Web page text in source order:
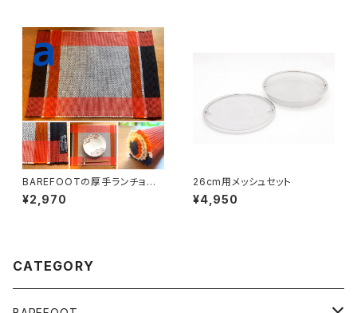
BAREFOOTの厚手ランチョン
マット
¥2,970
26cm用メッシュセット
¥4,950
CATEGORY